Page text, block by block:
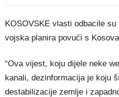
KOSOVSKE vlasti odbacile
vojska planira povući s
“Ova vijest, koju dijele neke
kanali, dezinformacija je koju
destabilizacije zemlje i